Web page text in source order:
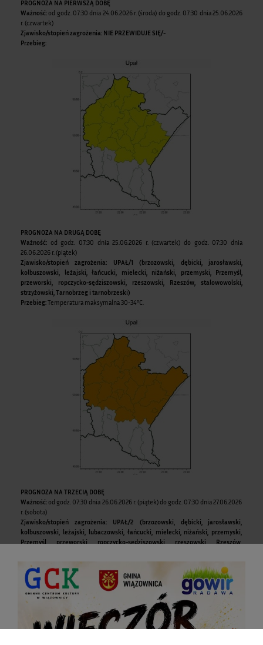
PROGNOZA NA PIERWSZĄ DOBĘ
Ważność: od godz. 07:30 dnia 24.06.2026 r. (środa) do godz. 07:30 dnia 25.06.2026
r. (czwartek)
Zjawisko/stopień zagrożenia: NIE PRZEWIDUJE SIĘ/-
Przebieg:
PROGNOZA NA DRUGĄ DOBĘ
Ważność: od godz. 07:30 dnia 25.06.2026 r. (czwartek) do godz. 07:30 dnia
26.06.2026 r. (piątek)
Zjawisko/stopień zagrożenia: UPAŁ/1 (brzozowski, dębicki, jarosławski,
kolbuszowski, leżajski, łańcucki, mielecki, niżański, przemyski, Przemyśl,
przeworski, ropczycko-sędziszowski, rzeszowski, Rzeszów, stalowowolski,
strzyżowski, Tarnobrzeg i tarnobrzeski)
Przebieg:Temperatura maksymalna 30-34°C.
PROGNOZA NA TRZECIĄ DOBĘ
Ważność: od godz. 07:30 dnia 26.06.2026 r. (piątek) do godz. 07:30 dnia 27.06.2026
r. (sobota)
Zjawisko/stopień zagrożenia: UPAŁ/2 (brzozowski, dębicki, jarosławski,
kolbuszowski, leżajski, lubaczowski, łańcucki, mielecki, niżański, przemyski,
Przemyśl, przeworski, ropczycko-sędziszowski, rzeszowski, Rzeszów,
Temperatura maksymalna 30-34°C, temperatura minimalna w nocy od
18°C.